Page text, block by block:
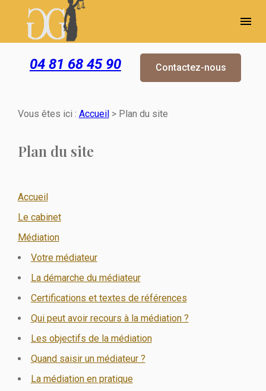
menu
04 81 68 45 90 Contactez-nous
Vous êtes ici : Accueil> Plan du site
Plan du site
Accueil
Le cabinet
Médiation
Votre médiateur
La démarche du médiateur
Certifications et textes de références
Qui peut avoir recours à la médiation ?
Les objectifs de la médiation
Quand saisir un médiateur ?
La médiation en pratique
Panneau de gestion des cookies